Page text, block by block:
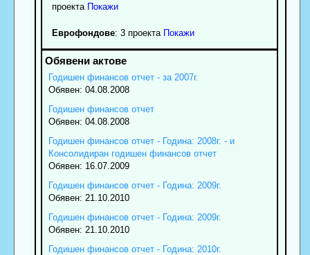
проекта Покажи
Еврофондове: 3 проекта Покажи
Годишен финансов отчет - за 2007г.
Обявен: 04.08.2008
Годишен финансов отчет
Обявен: 04.08.2008
Годишен финансов отчет - Година: 2008г. - и
Консолидиран годишен финансов отчет
Обявен: 16.07.2009
Годишен финансов отчет - Година: 2009г.
Обявен: 21.10.2010
Годишен финансов отчет - Година: 2009г.
Обявен: 21.10.2010
Годишен финансов отчет - Година: 2010г.